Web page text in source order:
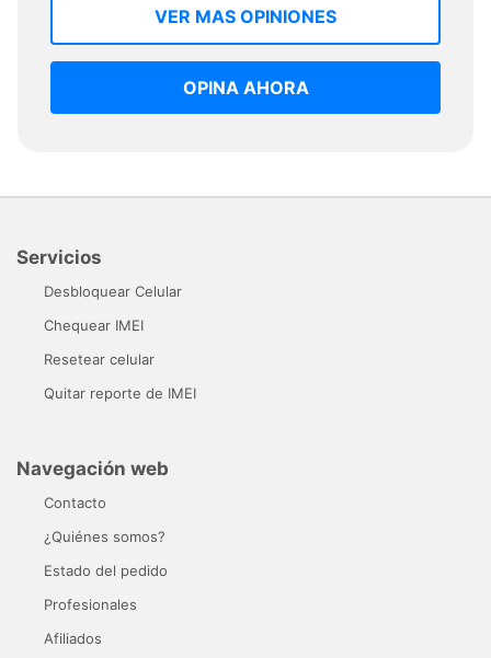
VER MAS OPINIONES
OPINA AHORA
Servicios
Desbloquear Celular
Chequear IMEI
Resetear celular
Quitar reporte de IMEI
Navegación web
Contacto
¿Quiénes somos?
Estado del pedido
Profesionales
Afiliados